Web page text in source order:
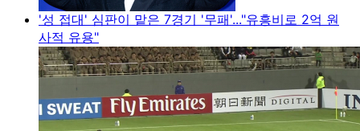
'성 접대' 심판이 맡은 7경기 '무패'..."유흥비로 2억 원
사적 유용"